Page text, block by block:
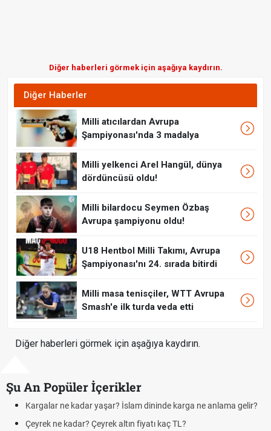
Diğer haberleri görmek için aşağıya kaydırın.
Diğer Haberler
Milli atıcılardan Avrupa
Şampiyonası'nda 3 madalya
Milli yelkenci Arel Hangül, dünya
dördüncüsü oldu!
Milli bilardocu Seymen Özbaş
Avrupa şampiyonu oldu!
U18 Hentbol Milli Takımı, Avrupa
Şampiyonası'nı 24. sırada bitirdi
Milli masa tenisçiler, WTT Avrupa
Smash'e ilk turda veda etti
Diğer haberleri görmek için aşağıya kaydırın.
Şu An Popüler İçerikler
yaşar? İslam dininde karga ne anlama gelir?
Çeyrek altın fiyatı kaç TL?
Futbolda ofsayt